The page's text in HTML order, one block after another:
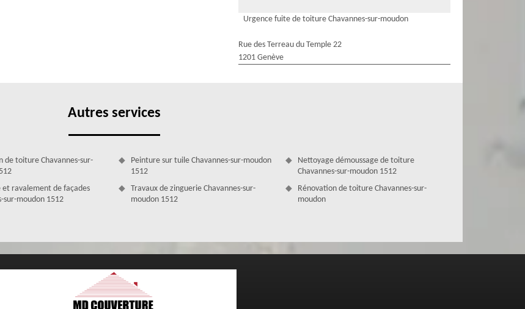
de fuite de toiture
d’eau, alors qu’elle n’est pas si en mauvais état,
Urgence fuite de toiture Chavannes-sur-moudon
Rue des Terreau du Temple 22
1201 Genève
Autres services
de toiture Chavannes-sur-
et ravalement de façades
sur-moudon 1512
Peinture sur tuile Chavannes-sur-moudon
1512
Travaux de zinguerie Chavannes-sur-
moudon 1512
Nettoyage démoussage de toiture
Chavannes-sur-moudon 1512
Rénovation de toiture Chavannes-sur-
moudon